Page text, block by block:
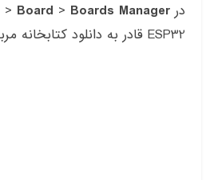
در
> Board > Boards Manager
ESP32 قادر به دانلود کتابخانه مربوط خواهید بود.